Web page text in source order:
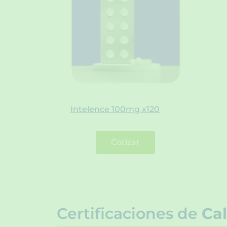
Intelence 100mg x120
Cotizar
Certificaciones de